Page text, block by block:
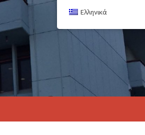
Ελληνικά